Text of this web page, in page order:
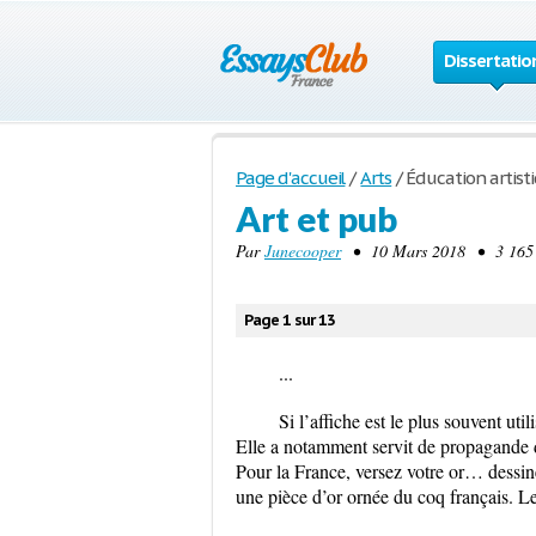
Page d'accueil / Arts /Éducation
Art et pub
ParJunecooper• 10 Mars 2018 • 3 165
Page 1 sur 13
...
Si l’affiche est le plus souvent
Elle a notamment servit de
Pour la France, versez votre or…
une pièce d’or ornée du coq français.